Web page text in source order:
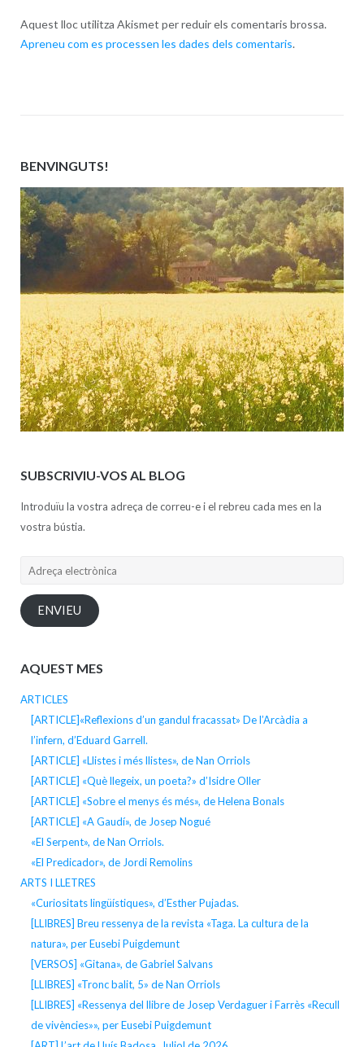
Aquest lloc utilitza Akismet per reduir els comentaris brossa.
Apreneu com es processen les dades dels comentaris.
BENVINGUTS!
SUBSCRIVIU-VOS AL BLOG
Introduïu la vostra adreça de correu-e i el rebreu cada mes en la
vostra bústia.
Adreça
ENVIEU
AQUEST MES
ARTICLES
[ARTICLE]«Reflexions d’un gandul fracassat» De l’Arcàdia a
l’infern, d’Eduard Garrell.
[ARTICLE] «Llistes i més llistes», de Nan Orriols
[ARTICLE] «Què llegeix, un poeta?» d’Isidre Oller
[ARTICLE] «Sobre el menys és més», de Helena Bonals
[ARTICLE] «A Gaudí», de Josep Nogué
«El Serpent», de Nan Orriols.
«El Predicador», de Jordi Remolins
ARTS I LLETRES
«Curiositats lingüístiques», d’Esther Pujadas.
[LLIBRES] Breu ressenya de la revista «Taga. La cultura de la
natura», per Eusebi Puigdemunt
[VERSOS] «Gitana», de Gabriel Salvans
[LLIBRES] «Tronc balit, 5» de Nan Orriols
[LLIBRES] «Ressenya del llibre de Josep Verdaguer i Farrès «Recull
de vivències»», per Eusebi Puigdemunt